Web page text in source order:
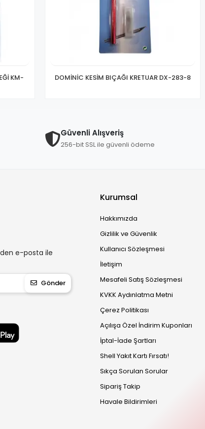
KM-
DOMİNİC KESİM BIÇAĞI KRETUAR DX-283-8
Güvenli Alışveriş
256-bit SSL ile güvenli ödeme
e-posta ile
Gönder
Kurumsal
Hakkımızda
Gizlilik ve Güvenlik
Kullanıcı Sözleşmesi
İletişim
Mesafeli Satış Sözleşmesi
KVKK Aydınlatma Metni
Çerez Politikası
Açılışa Özel İndirim Kuponları
İptal-İade Şartları
Shell Yakıt Kartı Fırsatı!
Sıkça Sorulan Sorular
Sipariş Takip
Havale Bildirimleri